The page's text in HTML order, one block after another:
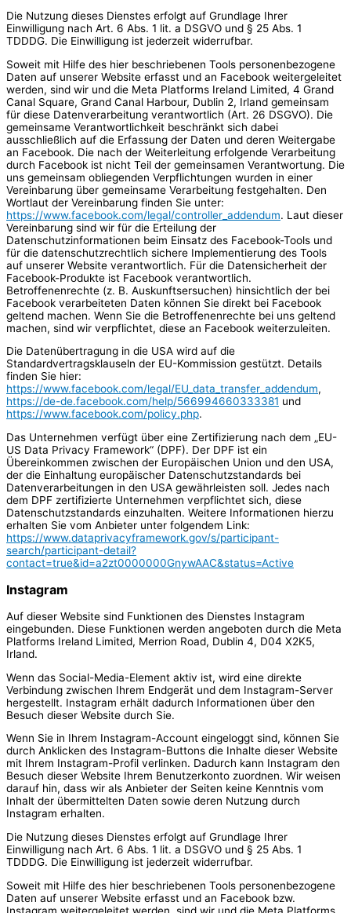
Die Nutzung dieses Dienstes erfolgt auf Grundlage Ihrer
Einwilligung nach Art. 6 Abs. 1 lit. a DSGVO und § 25 Abs. 1
TDDDG. Die Einwilligung ist jederzeit widerrufbar.
Soweit mit Hilfe des hier beschriebenen Tools personenbezogene
Daten auf unserer Website erfasst und an Facebook weitergeleitet
werden, sind wir und die Meta Platforms Ireland Limited, 4 Grand
Canal Square, Grand Canal Harbour, Dublin 2, Irland gemeinsam
für diese Datenverarbeitung verantwortlich (Art. 26 DSGVO). Die
gemeinsame Verantwortlichkeit beschränkt sich dabei
ausschließlich auf die Erfassung der Daten und deren Weitergabe
an Facebook. Die nach der Weiterleitung erfolgende Verarbeitung
durch Facebook ist nicht Teil der gemeinsamen Verantwortung. Die
uns gemeinsam obliegenden Verpflichtungen wurden in einer
Vereinbarung über gemeinsame Verarbeitung festgehalten. Den
Wortlaut der Vereinbarung finden Sie unter:
https://www.facebook.com/legal/controller_addendum. Laut dieser
Vereinbarung sind wir für die Erteilung der
Datenschutzinformationen beim Einsatz des Facebook-Tools und
für die datenschutzrechtlich sichere Implementierung des Tools
auf unserer Website verantwortlich. Für die Datensicherheit der
Facebook-Produkte ist Facebook verantwortlich.
Betroffenenrechte (z. B. Auskunftsersuchen) hinsichtlich der bei
Facebook verarbeiteten Daten können Sie direkt bei Facebook
geltend machen. Wenn Sie die Betroffenenrechte bei uns geltend
machen, sind wir verpflichtet, diese an Facebook weiterzuleiten.
Die Datenübertragung in die USA wird auf die
Standardvertragsklauseln der EU-Kommission gestützt. Details
finden Sie hier:
https://www.facebook.com/legal/EU_data_transfer_addendum,
https://de-de.facebook.com/help/566994660333381 und
https://www.facebook.com/policy.php.
Das Unternehmen verfügt über eine Zertifizierung nach dem „EU-
US Data Privacy Framework“ (DPF). Der DPF ist ein
Übereinkommen zwischen der Europäischen Union und den USA,
der die Einhaltung europäischer Datenschutzstandards bei
Datenverarbeitungen in den USA gewährleisten soll. Jedes nach
dem DPF zertifizierte Unternehmen verpflichtet sich, diese
Datenschutzstandards einzuhalten. Weitere Informationen hierzu
erhalten Sie vom Anbieter unter folgendem Link:
https://www.dataprivacyframework.gov/s/participant-
search/participant-detail?
contact=true&id=a2zt0000000GnywAAC&status=Active
Instagram
Auf dieser Website sind Funktionen des Dienstes Instagram
eingebunden. Diese Funktionen werden angeboten durch die Meta
Platforms Ireland Limited, Merrion Road, Dublin 4, D04 X2K5,
Irland.
Wenn das Social-Media-Element aktiv ist, wird eine direkte
Verbindung zwischen Ihrem Endgerät und dem Instagram-Server
hergestellt. Instagram erhält dadurch Informationen über den
Besuch dieser Website durch Sie.
Wenn Sie in Ihrem Instagram-Account eingeloggt sind, können Sie
durch Anklicken des Instagram-Buttons die Inhalte dieser Website
mit Ihrem Instagram-Profil verlinken. Dadurch kann Instagram den
Besuch dieser Website Ihrem Benutzerkonto zuordnen. Wir weisen
darauf hin, dass wir als Anbieter der Seiten keine Kenntnis vom
Inhalt der übermittelten Daten sowie deren Nutzung durch
Instagram erhalten.
Die Nutzung dieses Dienstes erfolgt auf Grundlage Ihrer
Einwilligung nach Art. 6 Abs. 1 lit. a DSGVO und § 25 Abs. 1
TDDDG. Die Einwilligung ist jederzeit widerrufbar.
Soweit mit Hilfe des hier beschriebenen Tools personenbezogene
Daten auf unserer Website erfasst und an Facebook bzw.
Instagram weitergeleitet werden, sind wir und die Meta Platforms